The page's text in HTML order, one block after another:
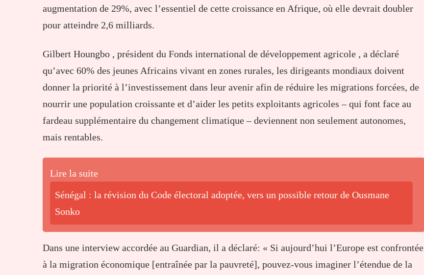
augmentation de 29%, avec l’essentiel de cette croissance en Afrique, où elle devrait doubler
pour atteindre 2,6 milliards.
Gilbert Houngbo , président du Fonds international de développement agricole , a déclaré
qu’avec 60% des jeunes Africains vivant en zones rurales, les dirigeants mondiaux doivent
donner la priorité à l’investissement dans leur avenir afin de réduire les migrations forcées, de
nourrir une population croissante et d’aider les petits exploitants agricoles – qui font face au
fardeau supplémentaire du changement climatique – deviennent non seulement autonomes,
mais rentables.
Lire la suite
Sénégal : la révision du Code électoral adoptée, vers un possible retour de Ousmane
Sonko
Dans une interview accordée au Guardian, il a déclaré: « Si aujourd’hui l’Europe est confrontée
à la migration économique [entraînée par la pauvreté], pouvez-vous imaginer l’étendue de la